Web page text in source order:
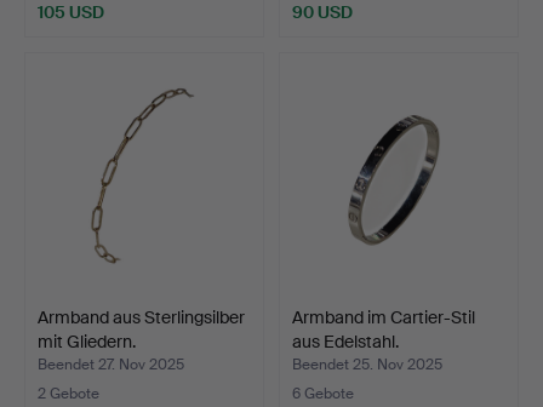
105 USD 90 USD
Armband aus Sterlingsilber
mit Gliedern.
Beendet 27. Nov 2025
2 Gebote
Armband im Cartier-Stil
aus Edelstahl.
Beendet 25. Nov 2025
6 Gebote